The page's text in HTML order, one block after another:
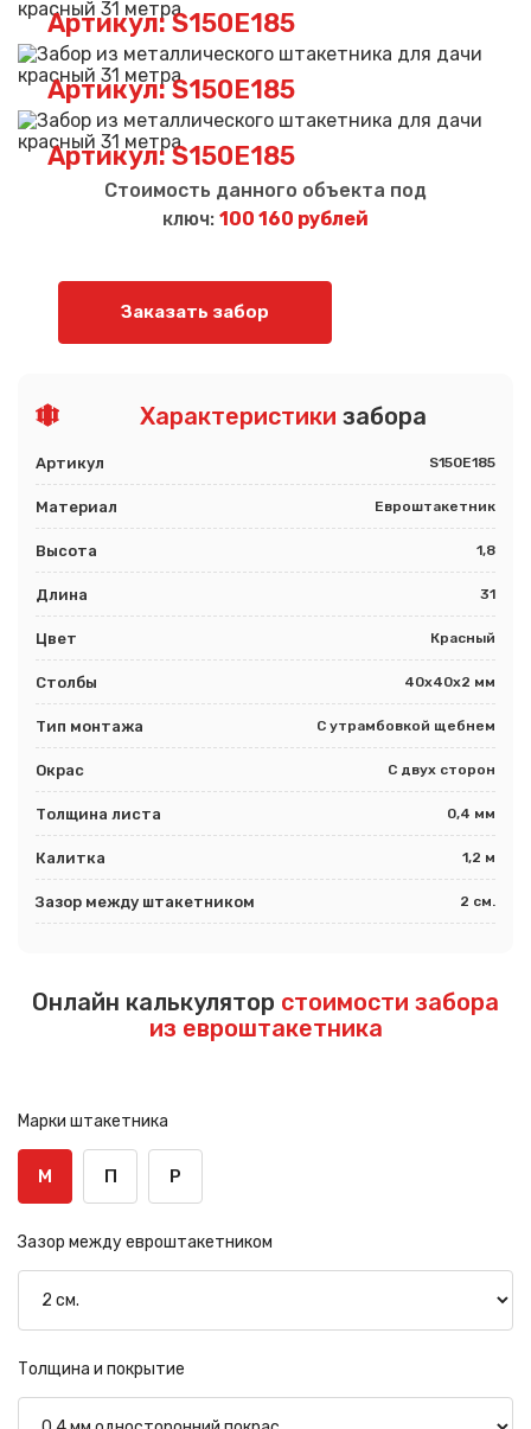
Артикул: S150E185
Артикул: S150E185
Артикул: S150E185
Стоимость данного объекта под
ключ: 100 160 рублей
Заказать забор
Характеристики забора
Артикул S150E185
Материал Евроштакетник
Высота 1,8
Длина 31
Цвет Красный
Столбы 40х40х2 мм
Тип монтажа С утрамбовкой щебнем
Окрас С двух сторон
Толщина листа 0,4 мм
Калитка 1,2 м
Зазор между штакетником 2 см.
Онлайн калькулятор стоимости забора
из евроштакетника
Марки штакетника
М П Р
Зазор между евроштакетником
Толщина и покрытие